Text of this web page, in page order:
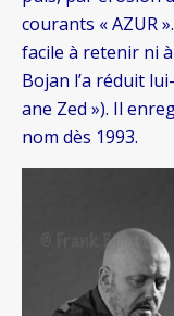
courants « AZUR
facile à retenir ni
Bojan l’a réduit
ane Zed »). Il
nom dès 1993.